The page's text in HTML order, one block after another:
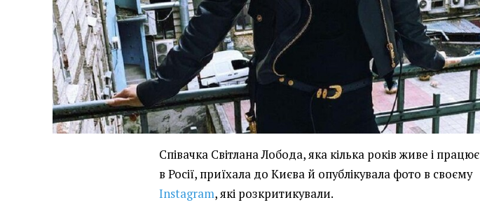
Співачка Світлана Лобода, яка кілька років живе і працює
в Росії, приїхала до Києва й опублікувала фото в своєму
Іnstagram, які розкритикували.